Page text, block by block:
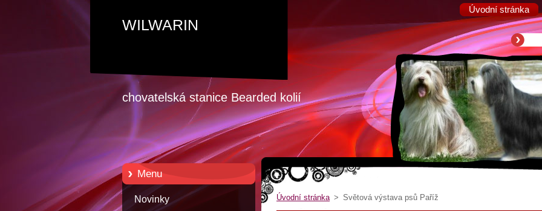
Úvodní stránka
WILWARIN
chovatelská stanice Bearded kolií
Menu
Novinky
Úvodní stránka > Světová výstava psů Paříž